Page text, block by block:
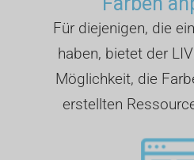
Für diejenigen, die
haben, bietet der
Möglichkeit, die
erstellten